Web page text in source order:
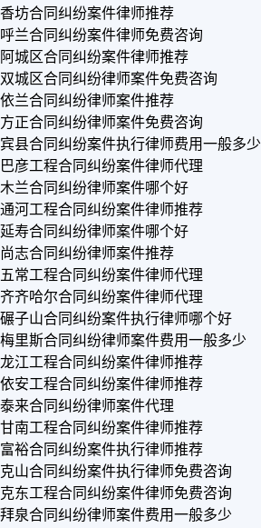
香坊合同纠纷案件律师推荐
呼兰合同纠纷案件律师免费咨询
阿城区合同纠纷案件律师推荐
双城区合同纠纷律师案件免费咨询
依兰合同纠纷律师案件推荐
方正合同纠纷律师案件免费咨询
宾县合同纠纷案件执行律师费用一般多少
巴彦工程合同纠纷案件律师代理
木兰合同纠纷律师案件哪个好
通河工程合同纠纷案件律师推荐
延寿合同纠纷律师案件哪个好
尚志合同纠纷律师案件推荐
五常工程合同纠纷案件律师代理
齐齐哈尔合同纠纷案件律师代理
碾子山合同纠纷案件执行律师哪个好
梅里斯合同纠纷律师案件费用一般多少
龙江工程合同纠纷案件律师推荐
依安工程合同纠纷案件律师推荐
泰来合同纠纷律师案件代理
甘南工程合同纠纷案件律师推荐
富裕合同纠纷案件执行律师推荐
克山合同纠纷案件执行律师免费咨询
克东工程合同纠纷案件律师免费咨询
拜泉合同纠纷律师案件费用一般多少